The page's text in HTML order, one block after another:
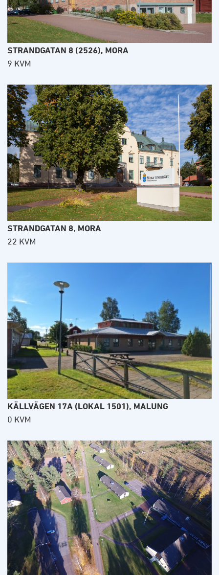
STRANDGATAN 8 (2526), MORA
9 KVM
STRANDGATAN 8, MORA
22 KVM
KÄLLVÄGEN 17A (LOKAL 1501), MALUNG
0 KVM